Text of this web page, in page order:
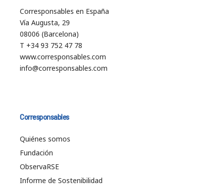
Corresponsables en España
Vía Augusta, 29
08006 (Barcelona)
T +34 93 752 47 78
www.corresponsables.com
info@corresponsables.com
Corresponsables
Quiénes somos
Fundación
ObservaRSE
Informe de Sostenibilidad